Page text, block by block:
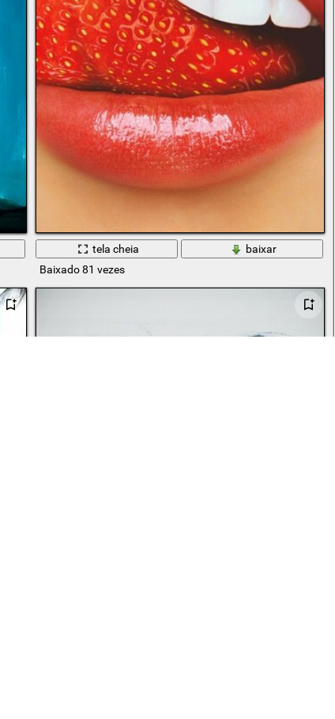
tela cheia
baixar
Baixado 81 vezes